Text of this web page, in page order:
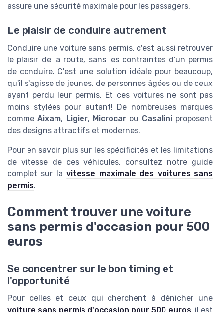
assure une sécurité maximale pour les passagers.
Le plaisir de conduire autrement
Conduire une voiture sans permis, c'est aussi retrouver
le plaisir de la route, sans les contraintes d'un permis
de conduire. C'est une solution idéale pour beaucoup,
qu'il s'agisse de jeunes, de personnes âgées ou de ceux
ayant perdu leur permis. Et ces voitures ne sont pas
moins stylées pour autant! De nombreuses marques
commeAixam, Ligier, Microcar ou Casaliniproposent
des designs attractifs et modernes.
Pour en savoir plus sur les spécificités et les limitations
de vitesse de ces véhicules, consultez notre guide
complet sur lavitesse maximale des voitures sans
permis.
Comment trouver une voiture
sans permis d'occasion pour 500
euros
Se concentrer sur le bon timing et
l'opportunité
Pour celles et ceux qui cherchent à dénicher une
voiture sans permis d'occasion pour 500 euros, il est